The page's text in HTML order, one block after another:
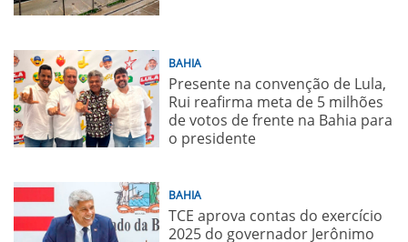
BAHIA
Presente na convenção de Lula,
Rui reafirma meta de 5 milhões
de votos de frente na Bahia para
o presidente
BAHIA
TCE aprova contas do exercício
2025 do governador Jerônimo